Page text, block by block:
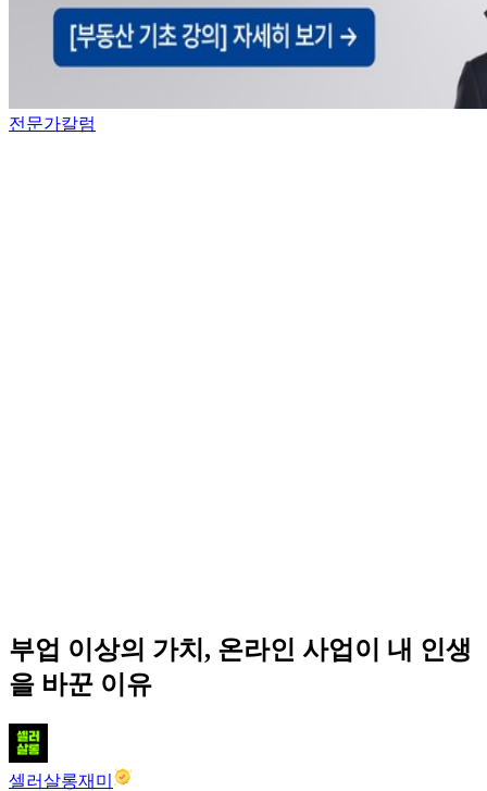
전문가칼럼
부업 이상의 가치, 온라인 사업이 내 인생
을 바꾼 이유
셀러살롱재미